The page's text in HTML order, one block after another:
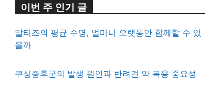
이번 주 인기 글
말티즈의 평균 수명, 얼마나 오랫동안 함께할 수 있
을까
쿠싱증후군의 발생 원인과 반려견 약 복용 중요성